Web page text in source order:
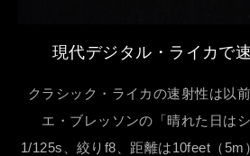
現代デジタル・ライカで
クラシック・ライカの速射性は以
エ・ブレッソンの「晴れた日は
1/125s、絞りf8、距離は10feet（5m